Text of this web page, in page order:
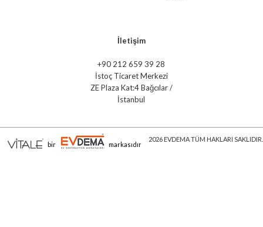
İletişim
+90 212 659 39 28
İstoç Ticaret Merkezi
ZE Plaza Kat:4 Bağcılar /
İstanbul
bir markasıdır
2026 EVDEMA TÜM HAKLARI SAKLIDIR.